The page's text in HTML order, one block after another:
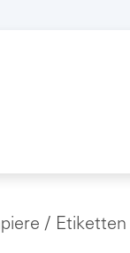
/ Etiketten